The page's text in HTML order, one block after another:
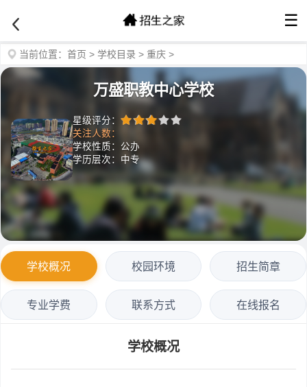
☰
当前位置： 首页 > 学校目录 > 重庆 >
万盛职教中心学校
星级评分：
关注人数：
学校性质：公办
学历层次：中专
学校概况 校园环境 招生简章
专业学费 联系方式 在线报名
学校概况